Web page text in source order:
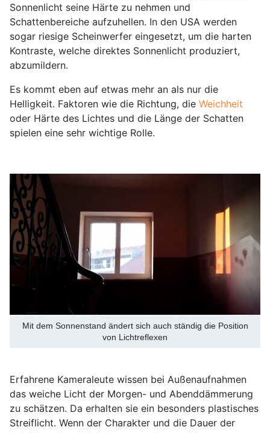
Sonnenlicht seine Härte zu nehmen und
Schattenbereiche aufzuhellen. In den USA werden
sogar riesige Scheinwerfer eingesetzt, um die harten
Kontraste, welche direktes Sonnenlicht produziert,
abzumildern.
Es kommt eben auf etwas mehr an als nur die
Helligkeit. Faktoren wie die Richtung, die Weichheit
oder Härte des Lichtes und die Länge der Schatten
spielen eine sehr wichtige Rolle.
Mit dem Sonnenstand ändert sich auch ständig die Position
von Lichtreflexen
Erfahrene Kameraleute wissen bei Außenaufnahmen
das weiche Licht der Morgen- und Abenddämmerung
zu schätzen. Da erhalten sie ein besonders plastisches
Streiflicht. Wenn der Charakter und die Dauer der